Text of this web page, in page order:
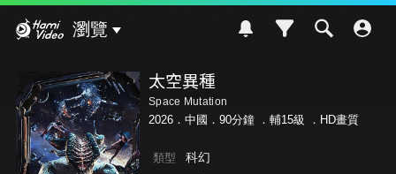
瀏覽
太空異種
Space Mutation
2026．中國．90分鐘 ． 輔15級 ．HD畫質
類型 科幻